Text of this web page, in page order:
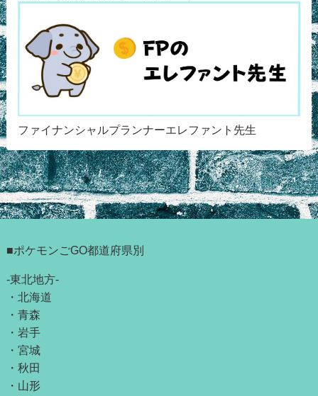
ファイナンシャルプランナーエレファント先生
■ポケモンごGO都道府県別
-東北地方-
・ 北海道
・ 青森
・ 岩手
・ 宮城
・ 秋田
・ 山形